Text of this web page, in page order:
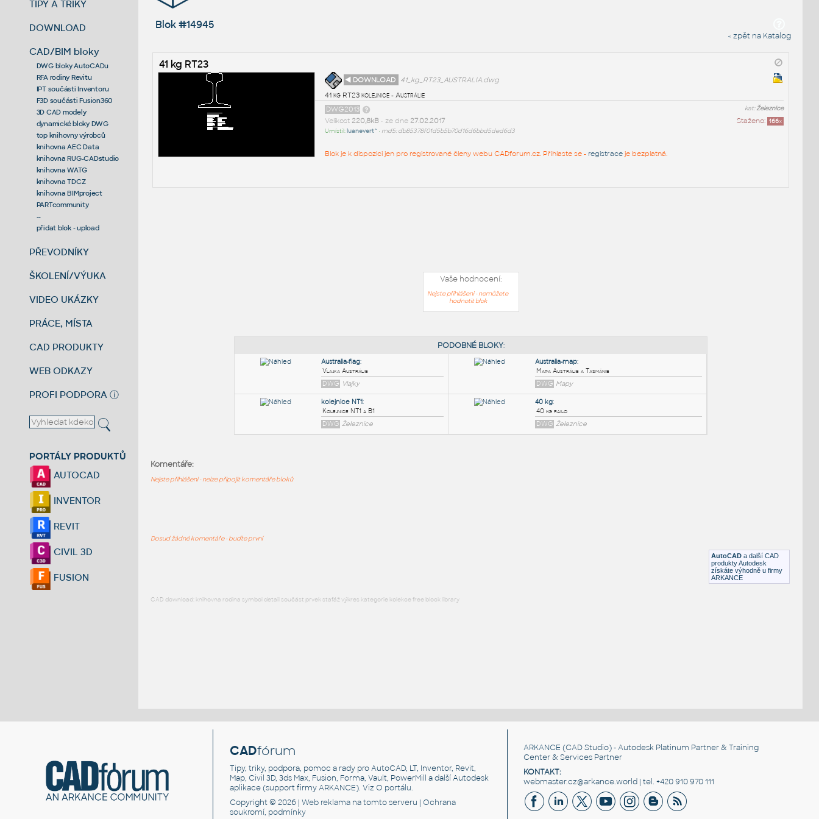
TIPY A TRIKY
DOWNLOAD
CAD/BIM bloky
DWG bloky AutoCADu
RFA rodiny Revitu
IPT součásti Inventoru
F3D součásti Fusion360
3D CAD modely
dynamické bloky DWG
top knihovny výrobců
knihovna AEC Data
knihovna RUG-CADstudio
knihovna WATG
knihovna TDCZ
knihovna BIMproject
PARTcommunity
--
přidat blok - upload
PŘEVODNÍKY
ŠKOLENÍ/VÝUKA
VIDEO UKÁZKY
PRÁCE, MÍSTA
CAD PRODUKTY
WEB ODKAZY
PROFI PODPORA ⓘ
PORTÁLY PRODUKTŮ
AUTOCAD
INVENTOR
REVIT
CIVIL 3D
FUSION
Blok #14945
« zpět na Katalog
41 kg RT23
◄ DOWNLOAD
41_kg_RT23_AUSTRALIA.dwg
41 kg RT23 kolejnice - Austrálie
kat:Železnice
DWG2013
Staženo: 166x
Velikost 220,8kB• ze dne 27.02.2017
Umístil: luanevert^ • md5: db85378f01d5b5b70d16d6bbd5ded6d3
Blok je k dispozici jen pro registrované členy webu CADforum.cz. Přihlaste se - registraceje bezplatná.
Vaše hodnocení:
Nejste přihlášeni - nemůžete
hodnotit blok
AutoCAD a další CAD
produkty Autodesk
získáte výhodně u firmy
ARKANCE
Komentáře:
Nejste přihlášeni - nelze připojit komentáře bloků
Dosud žádné komentáře - buďte první
CAD download: knihovna rodina symbol detail součást prvek stafáž výkres kategorie kolekce free block library
CADfórum
Tipy, triky, podpora, pomoc a rady pro AutoCAD, LT, Inventor, Revit,
Map, Civil 3D, 3ds Max, Fusion, Forma, Vault, PowerMill a další Autodesk
aplikace (support firmy ARKANCE). VizO portálu.
Copyright © 2026 |Web reklama na tomto serveru |Ochrana
soukromí, podmínky
ARKANCE (CAD Studio) - Autodesk Platinum Partner & Training
Center & Services Partner
KONTAKT:
webmaster.cz@arkance.world | tel. +420 910 970 111